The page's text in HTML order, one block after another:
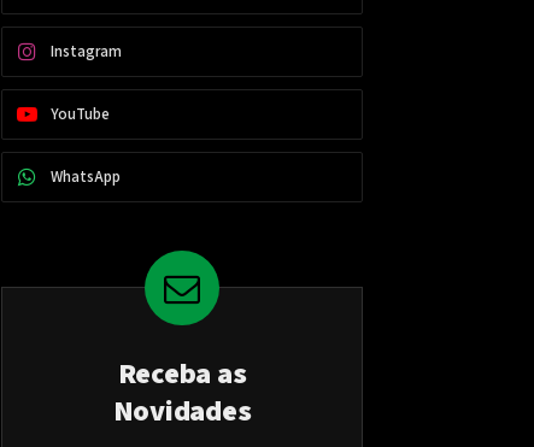
Instagram
YouTube
WhatsApp
Receba as
Novidades